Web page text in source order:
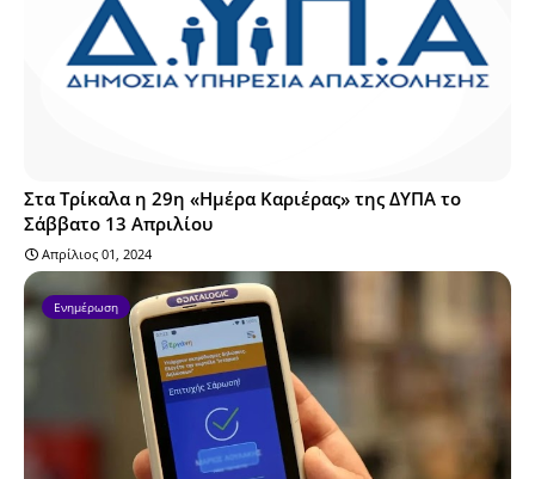
Στα Τρίκαλα η 29η «Ημέρα Καριέρας» της ΔΥΠΑ το
Σάββατο 13 Απριλίου
Απρίλιος 01, 2024
Ενημέρωση